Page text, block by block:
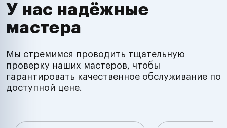
У нас надёжные
мастера
Мы стремимся проводить тщательную
проверку наших мастеров, чтобы
гарантировать качественное обслуживание по
доступной цене.